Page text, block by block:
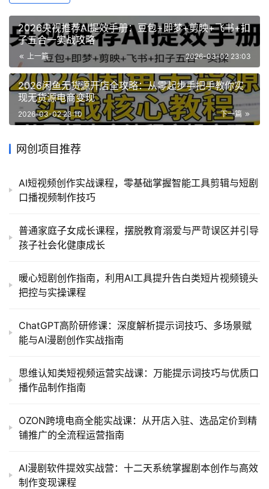
2026央视推荐AI提效手册：豆包+即梦+剪映+飞书+扣
子五合一实战攻略
上一篇 2026-03-02 23:03
2026闲鱼无货源开店全攻略：从零起步手把手教你实
现无货源电商变现
下一篇
2026-03-02 23:10
网创项目推荐
AI短视频创作实战课程，零基础掌握智能工具剪辑与短剧
口播视频制作技巧
普通家庭子女成长课程，摆脱教育溺爱与严苛误区并引导
孩子社会化健康成长
暖心短剧创作指南，利用AI工具提升告白类短片视频镜头
把控与实操课程
ChatGPT高阶研修课：深度解析提示词技巧、多场景赋
能与AI漫剧创作实战指南
思维认知类短视频运营实战课：万能提示词技巧与优质口
播作品制作指南
OZON跨境电商全能实战课：从开店入驻、选品定价到精
铺推广的全流程运营指南
AI漫剧软件提效实战营：十二天系统掌握剧本创作与高效
制作变现课程